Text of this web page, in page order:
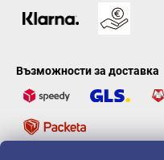
Възможности за доставка